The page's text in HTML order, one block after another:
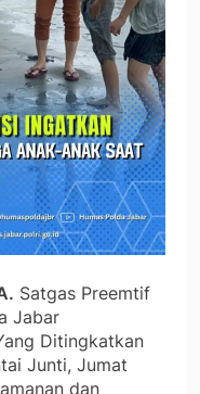
Satgas Preemtif
Jabar
Ditingkatkan
Junti, Jumat
dan